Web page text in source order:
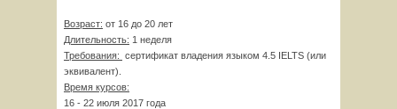
Возраст: от 16 до 20 лет
Длительность: 1 неделя
Требования: сертификат владения языком 4.5 IELTS (или
эквивалент).
Время курсов:
16 - 22 июля 2017 года